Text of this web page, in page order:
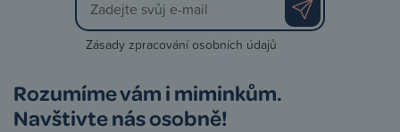
Zásady zpracování osobních údajů
Rozumíme vám i miminkům.
Navštivte nás osobně!